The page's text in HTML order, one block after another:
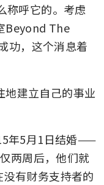
称呼它的。考虑
Beyond The
功，这个消息着
地建立自己的事业
年5月1日结婚——
两周后，他们就
有财务支持者的